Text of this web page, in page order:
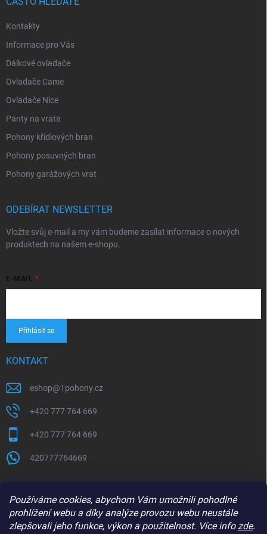
Používáme cookies, abychom Vám umožnili pohodlné
prohlížení webu a díky analýze provozu webu neustále
zlepšovali jeho funkce, výkon a použitelnost. Více infozde.
Kontakty
Informace pro Vás
Dálkové ovladače
Ovladače Came
Ovladače Nice
Panty na vrata
Pohony křídlových bran
Pohony posuvných bran
Pohony garážových vrat
ODEBÍRAT NEWSLETTER
Vložte svůj e-mail a my vám budeme zasílat informace o nových
produktech na našem e-shopu.
E-MAIL
Přihlásit se
KONTAKT
eshop@1pohony.cz
+420 777 764 669
+420 777 764 669
420777764669